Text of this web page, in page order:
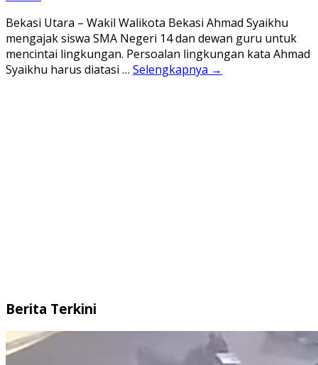
Bekasi Utara – Wakil Walikota Bekasi Ahmad Syaikhu
mengajak siswa SMA Negeri 14 dan dewan guru untuk
mencintai lingkungan. Persoalan lingkungan kata Ahmad
Syaikhu harus diatasi … Selengkapnya →
Berita Terkini